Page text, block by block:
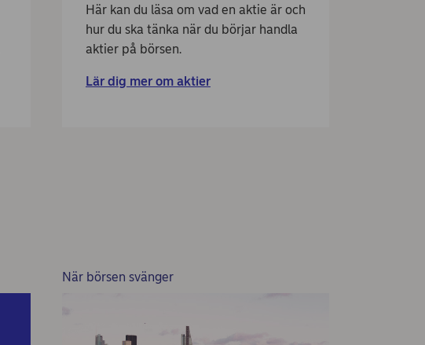
Här kan du läsa om vad en aktie är och
hur du ska tänka när du börjar handla
aktier på börsen.
Lär dig mer om aktier
När börsen svänger